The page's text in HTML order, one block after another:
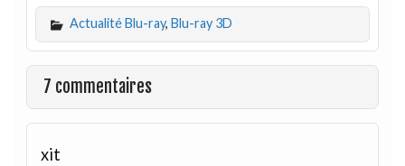
Actualité Blu-ray, Blu-ray 3D
7 commentaires
xit